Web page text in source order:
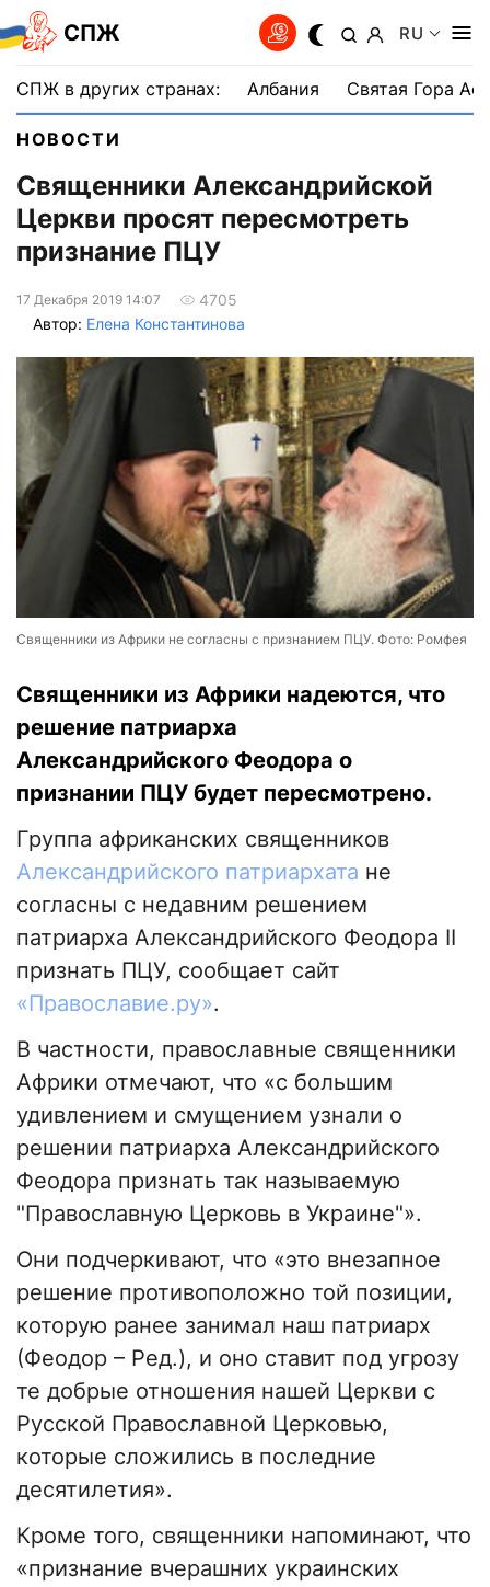
СПЖ RU
СПЖ в других странах: Албания Святая Гора
НОВОСТИ
Священники Александрийской
Церкви просят пересмотреть
признание ПЦУ
17 Декабря 2019 14:07
4705
Автор: Елена Константинова
Священники из Африки не согласны с признанием ПЦУ. Фото: Ромфея
Священники из Африки надеются, что
решение патриарха
Александрийского Феодора о
признании ПЦУ будет пересмотрено.
Группа африканских священников
Александрийского патриархата не
согласны с недавним решением
патриарха Александрийского Феодора II
признать ПЦУ, сообщает сайт
«Православие.ру».
В частности, православные священники
Африки отмечают, что «с большим
удивлением и смущением узнали о
решении патриарха Александрийского
Феодора признать так называемую
"Православную Церковь в Украине"».
Они подчеркивают, что «это внезапное
решение противоположно той позиции,
которую ранее занимал наш патриарх
(Феодор – Ред.), и оно ставит под угрозу
те добрые отношения нашей Церкви с
Русской Православной Церковью,
которые сложились в последние
десятилетия».
Кроме того, священники напоминают, что
«признание вчерашних украинских